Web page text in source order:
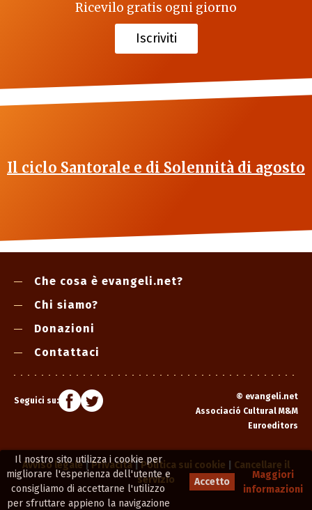
Il nostro sito utilizza i cookie per
migliorare l'esperienza dell'utente e
consigliamo di accettarne l'utilizzo
per sfruttare appieno la navigazione
Accetto
Maggiori
informazioni
Ricevilo gratis ogni giorno
Iscriviti
Il ciclo Santorale e di Solennità di agosto
Che cosa è evangeli.net?
Chi siamo?
Donazioni
Contattaci
Seguici su: © evangeli.net
Associació Cultural M&M
Euroeditors
Avviso legale|Privacità|Politica sui cookie
Cancellare il
servizio